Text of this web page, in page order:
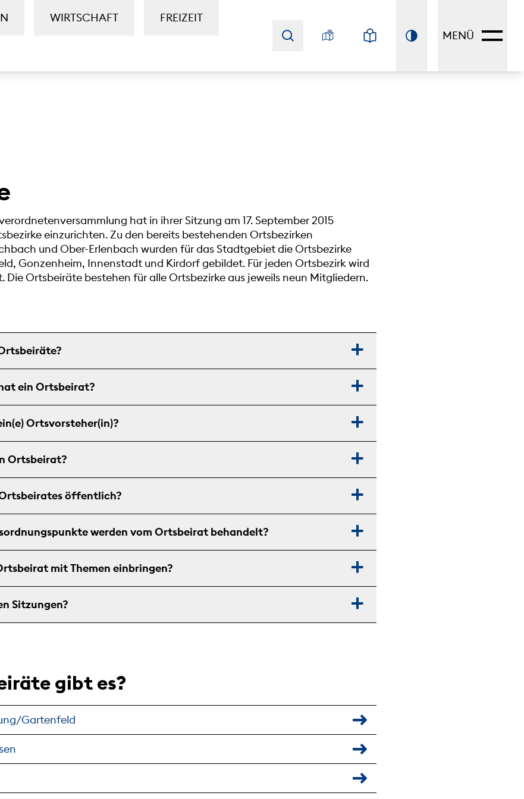
WIRTSCHAFT FREIZEIT
MENÜ
hat in ihrer Sitzung am 17. September 2015
einzurichten. Zu den bereits bestehenden Ortsbezirken
und Ober-Erlenbach wurden für das Stadtgebiet die Ortsbezirke
Gonzenheim, Innenstadt und Kirdorf gebildet. Für jeden Ortsbezirk wird
Ortsbeiräte bestehen für alle Ortsbezirke aus jeweils neun Mitgliedern.
ein Ortsbeirat?
Ortsvorsteher(in)?
Ortsbeirat?
öffentlich?
werden vom Ortsbeirat behandelt?
mit Themen einbringen?
Sitzungen?
gibt es?
Gartenfeld